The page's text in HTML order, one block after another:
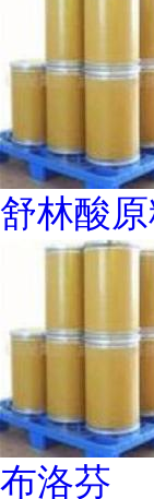
舒林酸
布洛芬